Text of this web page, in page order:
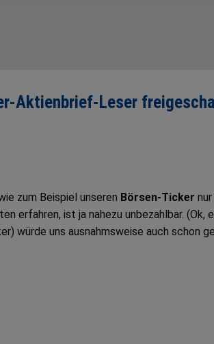
Aktienbrief-Leser
zum Beispiel unseren Börsen-Ticker
erfahren, ist ja nahezu unbezahlbar. (Ok,
würde uns ausnahmsweise auch schon